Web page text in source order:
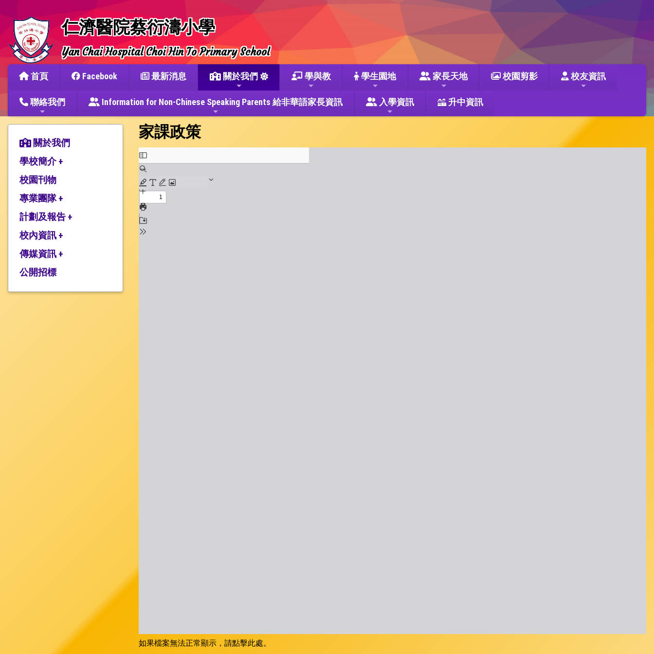
仁濟醫院蔡衍濤小學
Yan Chai Hospital Choi Hin To Primary School
首頁 Facebook 最新消息 關於我們 學與教 學生園地 家長天地 校園剪影 校友資訊
聯絡我們 Information for Non-Chinese Speaking Parents 給非華語家長資訊 入學資訊 升中資訊
關於我們
學校簡介 +
辦學宗旨與簡史
仁濟教育簡介
本校捐建人介紹
校監的話
校園刊物
專業團隊 +
教師團隊
行政架構
計劃及報告 +
2025-2026年度計劃
2024-2025年度報告
2024-2025年度計劃
校內資訊 +
學校設施
校服樣式
傳媒資訊 +
媒體報道
公開招標
家課政策
如果檔案無法正常顯示，請點擊此處。